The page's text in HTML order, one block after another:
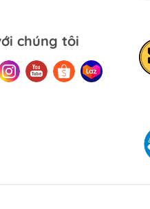
#anime_figure
chúng tôi